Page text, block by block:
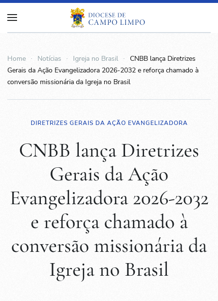
Home Notícias Igreja no Brasil
CNBB lança Diretrizes
Gerais da Ação Evangelizadora 2026-2032 e reforça chamado à
conversão missionária da Igreja no Brasil
DIRETRIZES GERAIS DA AÇÃO EVANGELIZADORA
CNBB lança Diretrizes
Gerais da Ação
Evangelizadora 2026-2032
e reforça chamado à
conversão missionária da
Igreja no Brasil